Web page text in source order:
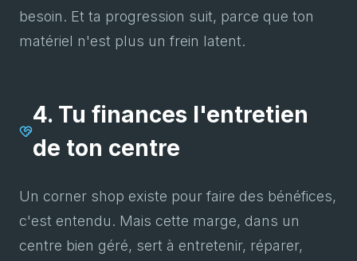
besoin. Et ta progression suit, parce que ton
matériel n'est plus un frein latent.
4. Tu finances l'entretien
de ton centre
Un corner shop existe pour faire des bénéfices,
c'est entendu. Mais cette marge, dans un
centre bien géré, sert à entretenir, réparer,